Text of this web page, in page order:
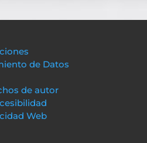
de Datos
de autor
Web